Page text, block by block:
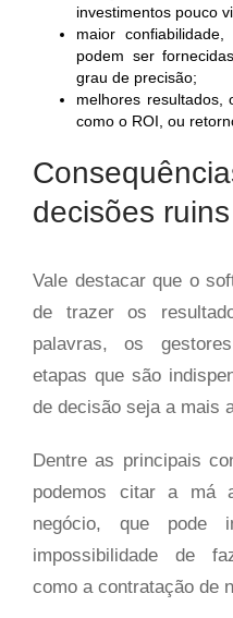
investimentos pouco
maior
podem ser
grau de precisão;
melhores resultados,
como o ROI, ou
decisões
Vale destacar que o
de trazer os
palavras, os
etapas que são
de decisão seja a mais
Dentre as principais
podemos citar a má
negócio, que pode
impossibilidade de
como a contratação de